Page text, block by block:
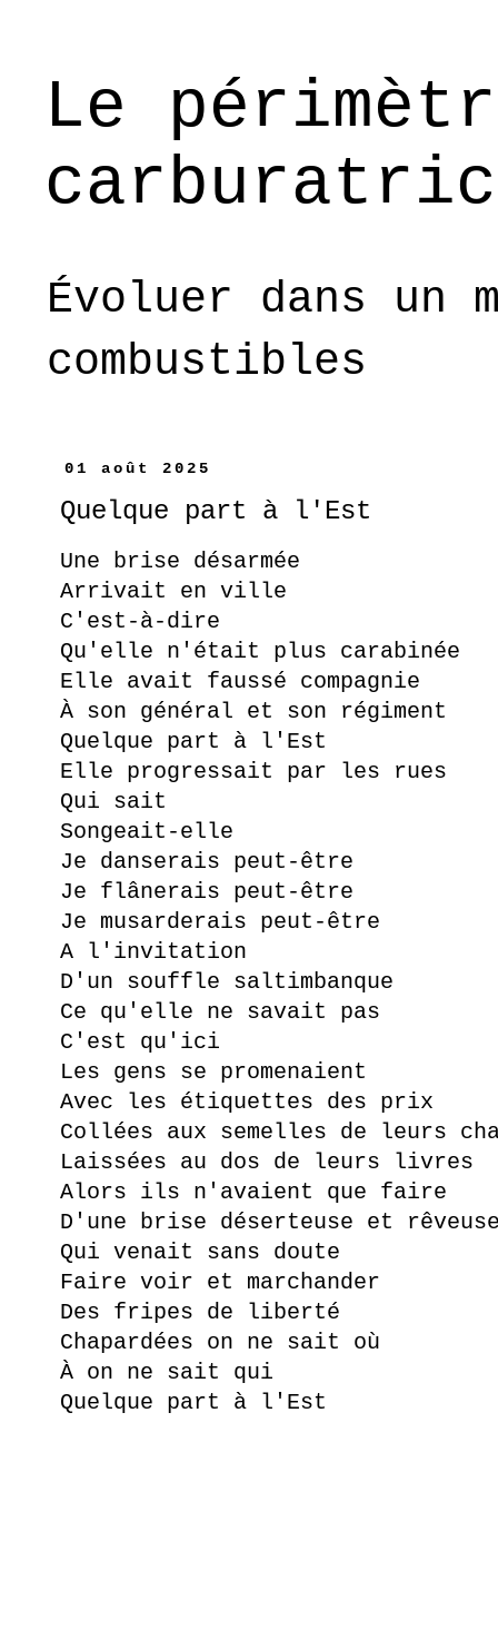
Le
Évoluer dans un
combustibles
01 août 2025
Quelque part à l'Est
Une brise désarmée
Arrivait en ville
C'est-à-dire
Qu'elle n'était plus carabinée
Elle avait faussé compagnie
À son général et son régiment
Quelque part à l'Est
Elle progressait par les rues
Qui sait
Songeait-elle
Je danserais peut-être
Je flânerais peut-être
Je musarderais peut-être
A l'invitation
D'un souffle saltimbanque
Ce qu'elle ne savait pas
C'est qu'ici
Les gens se promenaient
Avec les étiquettes des prix
Collées aux semelles de leurs
Laissées au dos de leurs livres
Alors ils n'avaient que faire
D'une brise déserteuse et
Qui venait sans doute
Faire voir et marchander
Des fripes de liberté
Chapardées on ne sait où
À on ne sait qui
Quelque part à l'Est